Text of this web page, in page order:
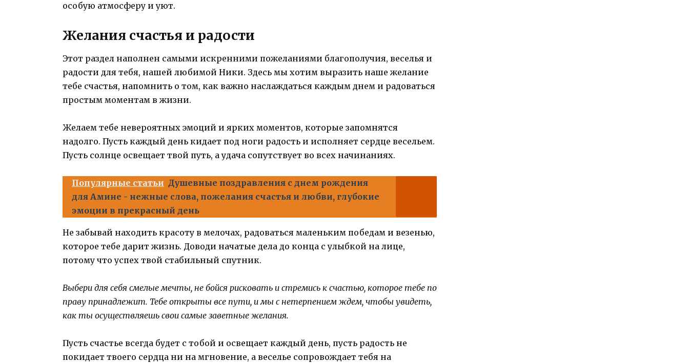
особую атмосферу и уют.
Желания счастья и радости
Этот раздел наполнен самыми искренними пожеланиями благополучия, веселья и
радости для тебя, нашей любимой Ники. Здесь мы хотим выразить наше желание
тебе счастья, напомнить о том, как важно наслаждаться каждым днем и радоваться
простым моментам в жизни.
Желаем тебе невероятных эмоций и ярких моментов, которые запомнятся
надолго. Пусть каждый день кидает под ноги радость и исполняет сердце весельем.
Пусть солнце освещает твой путь, а удача сопутствует во всех начинаниях.
Популярные статьи Душевные поздравления с днем рождения
для Амине - нежные слова, пожелания счастья и любви, глубокие
эмоции в прекрасный день
Не забывай находить красоту в мелочах, радоваться маленьким победам и везенью,
которое тебе дарит жизнь. Доводи начатые дела до конца с улыбкой на лице,
потому что успех твой стабильный спутник.
Выбери для себя смелые мечты, не бойся рисковать и стремись к счастью, которое тебе по
праву принадлежит. Тебе открыты все пути, и мы с нетерпением ждем, чтобы увидеть,
как ты осуществляешь свои самые заветные желания.
Пусть счастье всегда будет с тобой и освещает каждый день, пусть радость не
покидает твоего сердца ни на мгновение, а веселье сопровождает тебя на